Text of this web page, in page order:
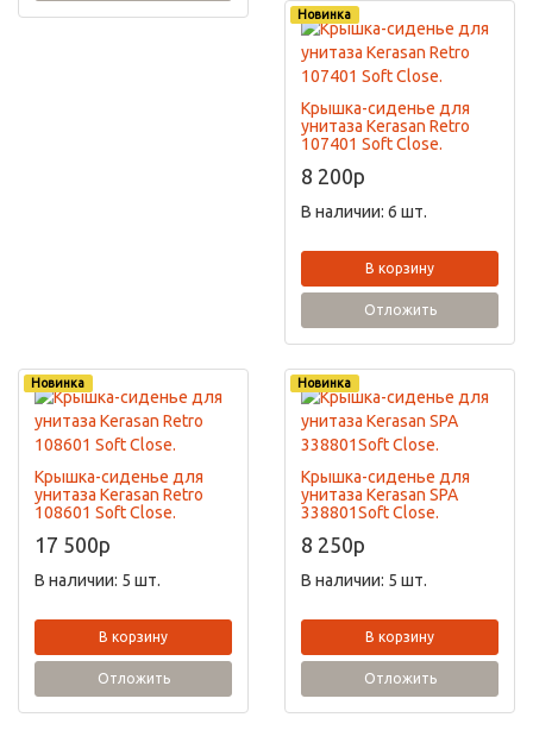
Новинка
Крышка-сиденье для
унитаза Kerasan Retro
107401 Soft Close.
8 200p
В наличии: 6 шт.
В корзину
Отложить
Новинка
Крышка-сиденье для
унитаза Kerasan Retro
108601 Soft Close.
17 500p
В наличии: 5 шт.
В корзину
Отложить
Новинка
Крышка-сиденье для
унитаза Kerasan SPA
338801Soft Close.
8 250p
В наличии: 5 шт.
В корзину
Отложить